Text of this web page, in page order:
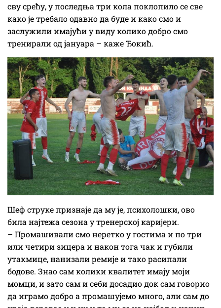
сву срећу, у последња три кола поклопило се све
како је требало одавно да буде и како смо и
заслужили имајући у виду колико добро смо
тренирали од јануара – каже Ђокић.
Шеф струке признаје да му је, психолошки, ово
била најтежа сезона у тренерској каријери.
– Промашивали смо неретко у гостима и по три
или четири зицера и након тога чак и губили
утакмице, нанизали ремије и тако расипали
бодове. Знао сам колики квалитет имају моји
момци, и зато сам и себи досадио док сам говорио
да играмо добро а промашујемо много, али сам до